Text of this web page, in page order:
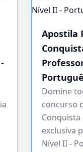
Apostila
Domine
concurso
Conquista
exclusiva
Nível II -